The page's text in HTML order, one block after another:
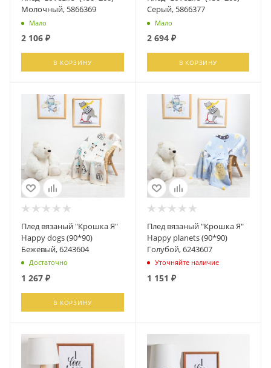
Молочный, 5866369
Мало
2 106 ₽
В КОРЗИНУ
Серый, 5866377
Мало
2 694₽
В КОРЗИНУ
Плед вязаный "Крошка Я"
Happy dogs (90*90)
Бежевый, 6243604
Достаточно
1 267 ₽
В КОРЗИНУ
Плед вязаный "Крошка Я"
Happy planets (90*90)
Голубой, 6243607
Уточняйте наличие
1 151 ₽